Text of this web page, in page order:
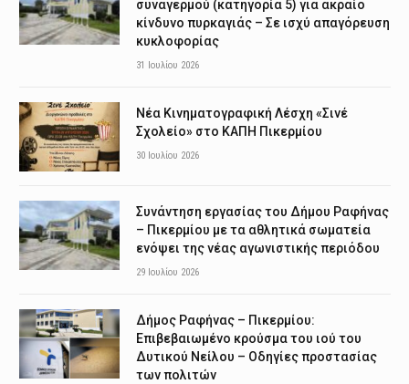
συναγερμού (κατηγορία 5) για ακραίο
κίνδυνο πυρκαγιάς – Σε ισχύ απαγόρευση
κυκλοφορίας
31 Ιουλίου 2026
Νέα Κινηματογραφική Λέσχη «Σινέ
Σχολείο» στο ΚΑΠΗ Πικερμίου
30 Ιουλίου 2026
Συνάντηση εργασίας του Δήμου Ραφήνας
– Πικερμίου με τα αθλητικά σωματεία
ενόψει της νέας αγωνιστικής περιόδου
29 Ιουλίου 2026
Δήμος Ραφήνας – Πικερμίου:
Επιβεβαιωμένο κρούσμα του ιού του
Δυτικού Νείλου – Οδηγίες προστασίας
των πολιτών